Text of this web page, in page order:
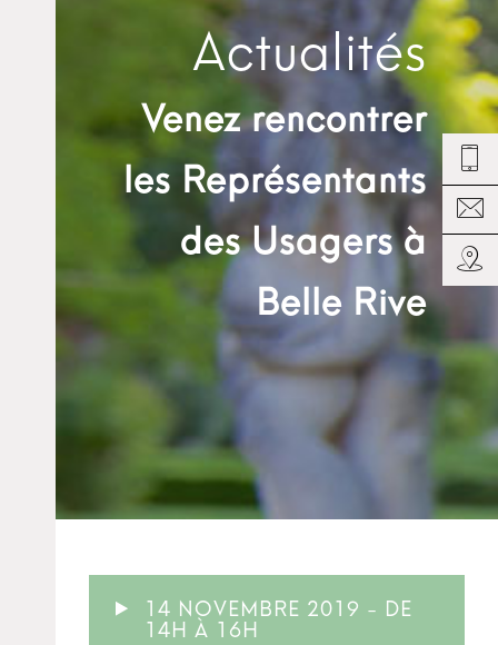
Actualités
Venez rencontrer
les Représentants
des Usagers à
Belle Rive
14 NOVEMBRE 2019 - DE
14H À 16H